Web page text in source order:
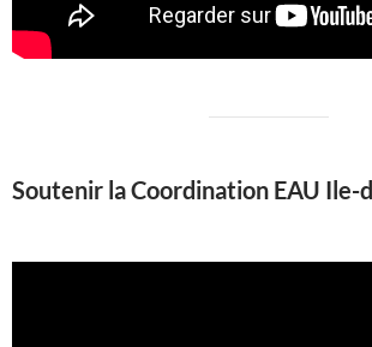
Soutenir la Coordination EAU Ile-